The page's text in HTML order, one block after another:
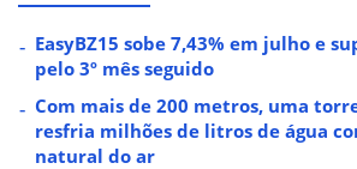
EasyBZ15 sobe 7,43% em julho e
pelo 3º mês seguido
Com mais de 200 metros, uma
resfria milhões de litros de água
natural do ar